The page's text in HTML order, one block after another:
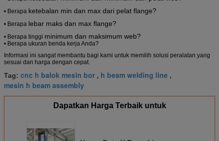
• Berapa ketebalan min dan max dari pelat flange?
• Berapa lebar maks dan max flange?
• Berapa tinggi minimum dan maksimum web?
• Berapa ukuran benda kerja Anda?
Informasi ini sangat membantu bagi kami untuk memilih solusi peralatan yang
sesuai dan harga dengan cepat.
Tag: cnc h balok mesin bor , h beam welding line ,
mesin h beam assembly
Dapatkan Harga Terbaik untuk